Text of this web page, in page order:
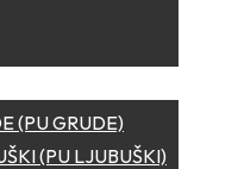
(PU GRUDE)
(PU LJUBUŠKI)